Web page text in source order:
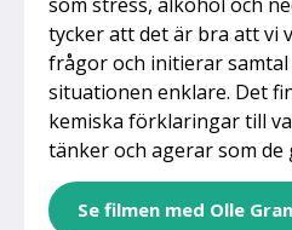
tycker att det är bra att vi
frågor och initierar
situationen enklare. Det
kemiska förklaringar till
tänker och agerar som de
Se filmen med Olle